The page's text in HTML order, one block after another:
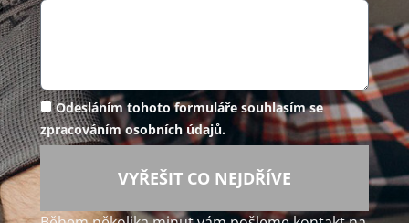
Odesláním tohoto formuláře souhlasím se
zpracováním osobních údajů.
VYŘEŠIT CO NEJDŘÍVE